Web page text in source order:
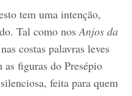
tem uma intenção,
Tal como nosAnjos da
costas palavras leves
figuras do Presépio
feita para quem